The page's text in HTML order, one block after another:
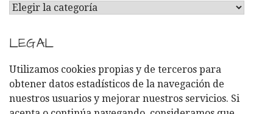
C
T
E
G
O
R
Í
LEGAL
Utilizamos cookies propias y de terceros para
obtener datos estadísticos de la navegación de
nuestros usuarios y mejorar nuestros servicios. Si